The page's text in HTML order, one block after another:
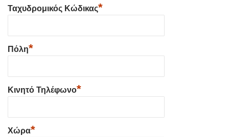
Ταχυδρομικός Κώδικας*
Πόλη*
Κινητό Τηλέφωνο*
Χώρα*